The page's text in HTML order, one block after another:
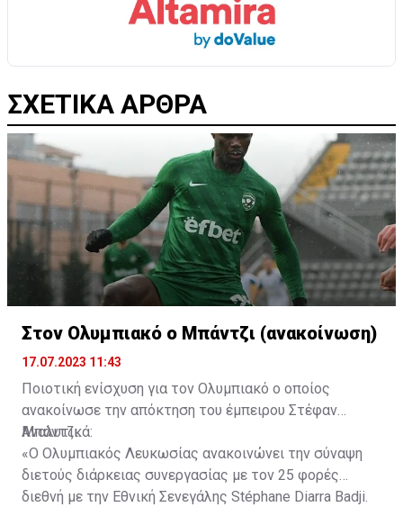
ΣΧΕΤΙΚΑ ΑΡΘΡΑ
Στον Ολυμπιακό ο Μπάντζι (ανακοίνωση)
17.07.2023 11:43
Ποιοτική ενίσχυση για τον Ολυμπιακό ο οποίος
ανακοίνωσε την απόκτηση του έμπειρου Στέφαν
Μπάντζι.
Αναλυτικά:
«Ο Ολυμπιακός Λευκωσίας ανακοινώνει την σύναψη
διετούς διάρκειας συνεργασίας με τον 25 φορές
διεθνή με την Εθνική Σενεγάλης Stéphane Diarra Badji.